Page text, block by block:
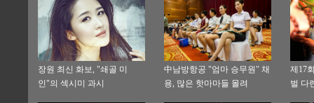
장원 최신 화보, "쇄골 미
인"의 섹시미 과시
中남방항공 "엄마 승무원" 채
용, 많은 핫마마들 몰려
제17
벌 다